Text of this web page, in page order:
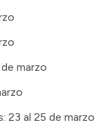
marzo
23 al 25 de marzo